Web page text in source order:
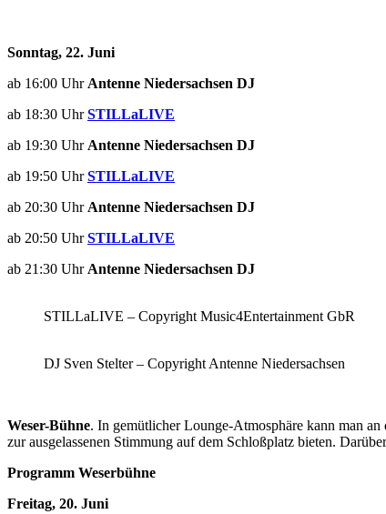
Sonntag, 22. Juni
ab 16:00 UhrAntenne Niedersachsen DJ
ab 18:30 UhrSTILLaLIVE
ab 19:30 UhrAntenne Niedersachsen DJ
ab 19:50 UhrSTILLaLIVE
ab 20:30 UhrAntenne Niedersachsen DJ
ab 20:50 UhrSTILLaLIVE
ab 21:30 UhrAntenne Niedersachsen DJ
STILLaLIVE – Copyright Music4Entertainment GbR
DJ Sven Stelter – Copyright Antenne Niedersachsen
Weser-Bühne. In gemütlicher Lounge-Atmosphäre kann man
zur ausgelassenen Stimmung auf dem Schloßplatz bieten.
Programm Weserbühne
Freitag, 20. Juni